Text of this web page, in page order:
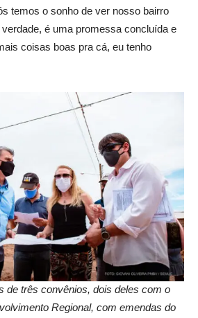
temos o sonho de ver nosso bairro
é uma promessa concluída e
coisas boas pra cá, eu tenho
de três convênios, dois deles com o
Regional, com emendas do